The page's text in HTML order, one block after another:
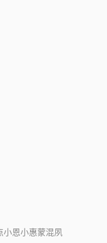
恩小惠蒙混夙